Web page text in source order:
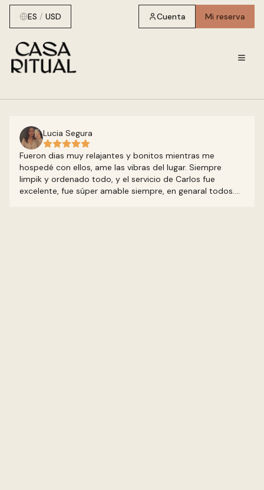
ES / USD Cuenta Mi reserva
Lucia Segura
Fueron dias muy relajantes y bonitos mientras me
hospedé con ellos, ame las vibras del lugar. Siempre
limpik y ordenado todo, y el servicio de Carlos fue
excelente, fue súper amable siempre, en genaral todos.